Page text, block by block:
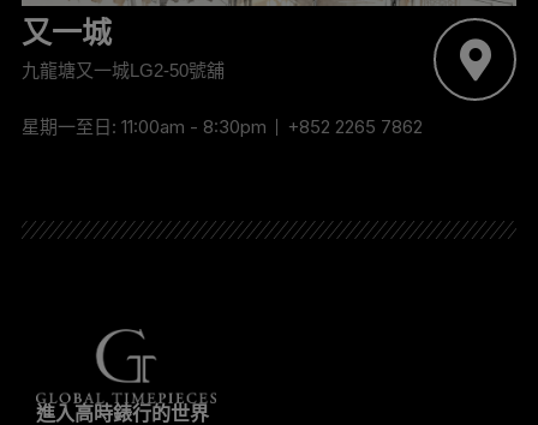
又一城
九龍塘又一城LG2-50號舖
星期一至日: 11:00am - 8:30pm +852 2265 7862
進入高時錶行的世界